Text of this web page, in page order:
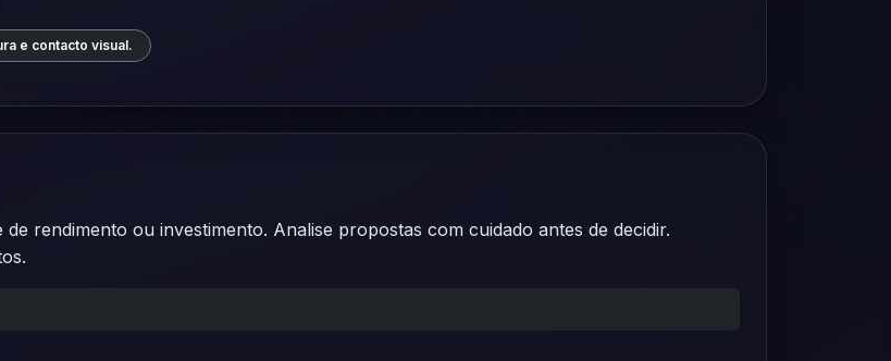
e contacto visual.
rendimento ou investimento. Analise propostas com cuidado antes de decidir.